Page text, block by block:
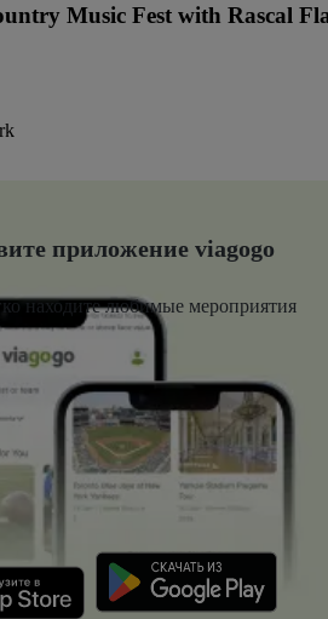
Music Fest with Rascal
приложение viagogo
находите любимые мероприятия